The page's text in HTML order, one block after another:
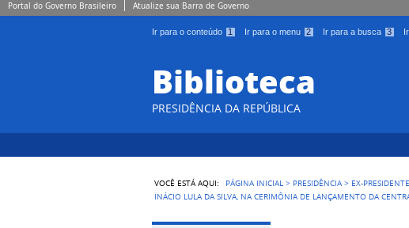
Portal do Governo Brasileiro Atualize sua Barra de Governo
Ir para o conteúdo 1 Ir para o menu 2 Ir para a busca 3
Biblioteca
PRESIDÊNCIA DA REPÚBLICA
VOCÊ ESTÁ AQUI: PÁGINA INICIAL > PRESIDÊNCIA > EX-
INÁCIO LULA DA SILVA, NA CERIMÔNIA DE LANÇAMENTO DA